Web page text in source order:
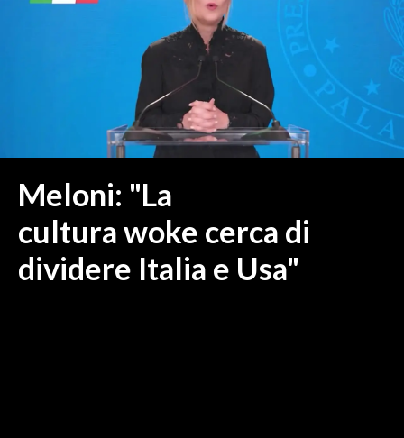
MEDIO CAMPIDANO
NUORO E PROVINCIA
ITALIA
MONDO
Meloni: "La
cultura woke cerca di
dividere Italia e Usa"